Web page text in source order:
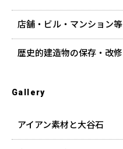
店舗・ビル・マンション等
歴史的建造物の保存・改修
Gallery
アイアン素材と大谷石